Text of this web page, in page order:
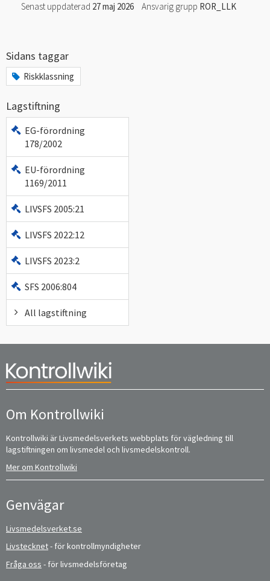
Senast uppdaterad 27 maj 2026 Ansvarig grupp ROR_LLK
Sidans taggar
Riskklassning
Lagstiftning
EG-förordning
178/2002
EU-förordning
1169/2011
LIVSFS 2005:21
LIVSFS 2022:12
LIVSFS 2023:2
SFS 2006:804
All lagstiftning
Om Kontrollwiki
Kontrollwiki är Livsmedelsverkets webbplats för vägledning till
lagstiftningen om livsmedel och livsmedelskontroll.
Mer om Kontrollwiki
Genvägar
Livsmedelsverket.se
Livstecknet- för kontrollmyndigheter
Fråga oss - för livsmedelsföretag